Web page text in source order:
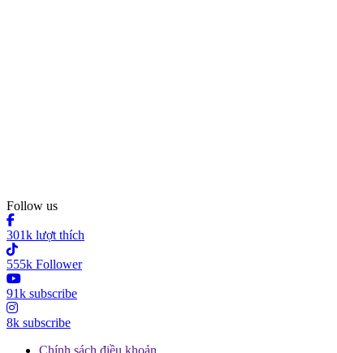
Follow us
301k lượt thích
555k Follower
91k subscribe
8k subscribe